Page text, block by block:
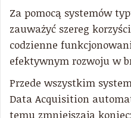
Za pomocą systemów
zauważyć szereg
codzienne
efektywnym rozwoju w
Przede wszystkim
Data Acquisition
temu zmniejszają